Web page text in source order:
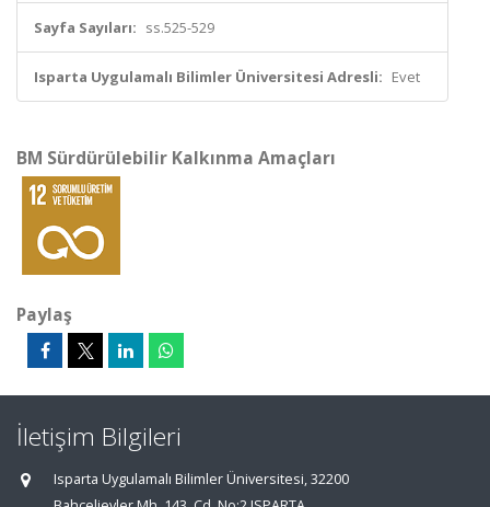
Sayfa Sayıları: ss.525-529
Isparta Uygulamalı Bilimler Üniversitesi Adresli: Evet
BM Sürdürülebilir Kalkınma Amaçları
Paylaş
İletişim Bilgileri
Isparta Uygulamalı Bilimler Üniversitesi, 32200